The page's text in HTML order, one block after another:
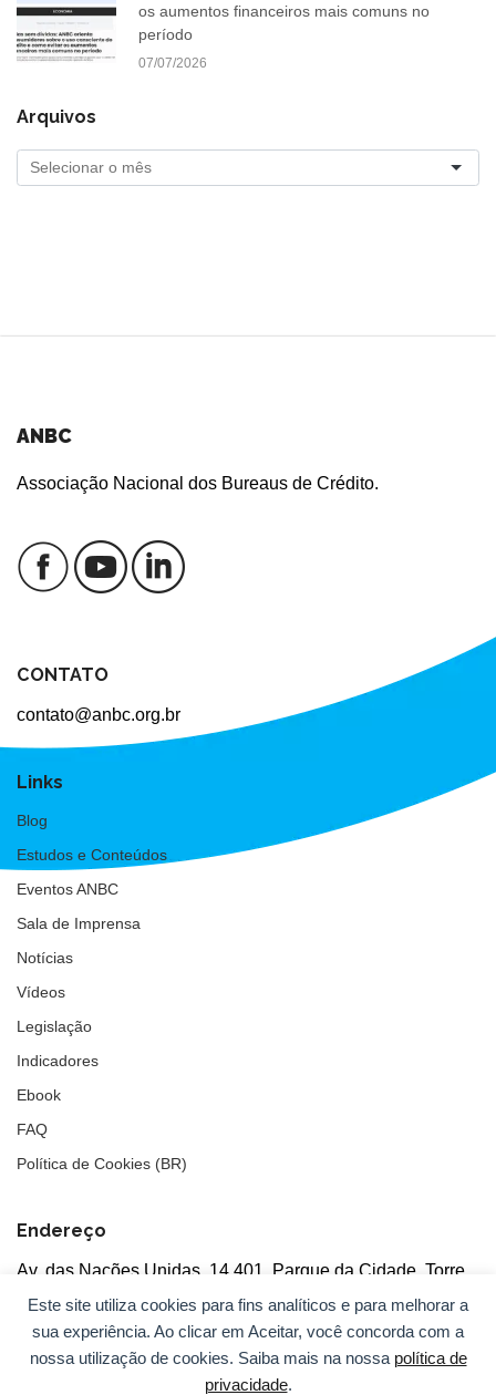
Este site utiliza cookies para fins analíticos e para melhorar a
sua experiência. Ao clicar em Aceitar, você concorda com a
nossa utilização de cookies. Saiba mais na nossa política de
privacidade.
os aumentos financeiros mais comuns no
período
07/07/2026
Arquivos
ANBC
Associação Nacional dos Bureaus de Crédito.
CONTATO
contato@anbc.org.br
Links
Blog
Estudos e Conteúdos
Eventos ANBC
Sala de Imprensa
Notícias
Vídeos
Legislação
Indicadores
Ebook
FAQ
Política de Cookies (BR)
Endereço
Av. das Nações Unidas, 14.401, Parque da Cidade, Torre
Tarumã
5°andar, salas 502/503, CEP: 04730-090, São Paulo, SP